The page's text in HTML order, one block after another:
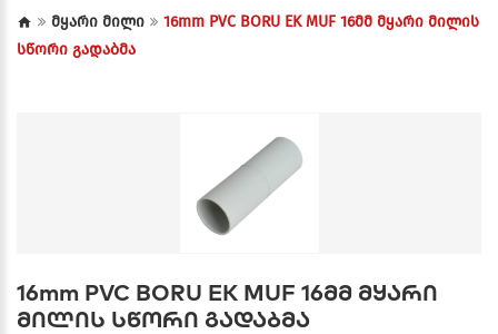
მყარი მილი
16mm PVC BORU EK MUF 16მმ მყარი მილის
სწორი გადაბმა
16mm PVC BORU EK MUF 16მმ მყარი
მილის სწორი გადაბმა